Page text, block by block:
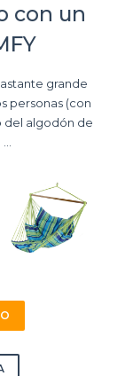
con un
grande
personas (con
del algodón de